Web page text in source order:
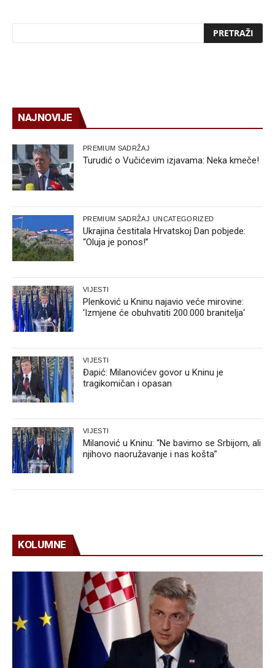
NAJNOVIJE
PREMIUM SADRŽAJ
Turudić o Vučićevim izjavama: Neka kmeče!
PREMIUM SADRŽAJ UNCATEGORIZED
Ukrajina čestitala Hrvatskoj Dan pobjede:
“Oluja je ponos!”
VIJESTI
Plenković u Kninu najavio veće mirovine:
‘Izmjene će obuhvatiti 200.000 branitelja‘
VIJESTI
Đapić: Milanovićev govor u Kninu je
tragikomičan i opasan
VIJESTI
Milanović u Kninu: “Ne bavimo se Srbijom, ali
njihovo naoružavanje i nas košta”
KOLUMNE